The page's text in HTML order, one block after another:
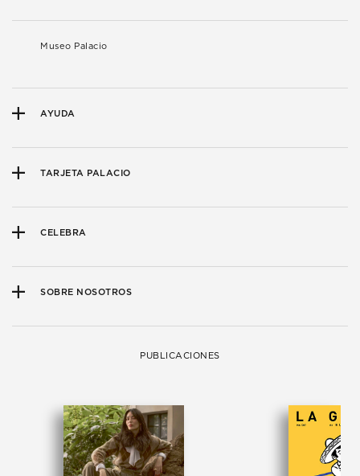
Museo Palacio
AYUDA
TARJETA PALACIO
CELEBRA
SOBRE NOSOTROS
PUBLICACIONES